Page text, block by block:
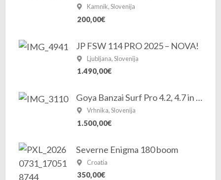
Kamnik, Slovenija
200,00€
JP FSW 114 PRO 2025 – NOVA!
Ljubljana, Slovenija
1.490,00€
Goya Banzai Surf Pro 4.2, 4.7 in 5.3 2025/2026
Vrhnika, Slovenija
1.500,00€
Severne Enigma 180 boom
Croatia
350,00€